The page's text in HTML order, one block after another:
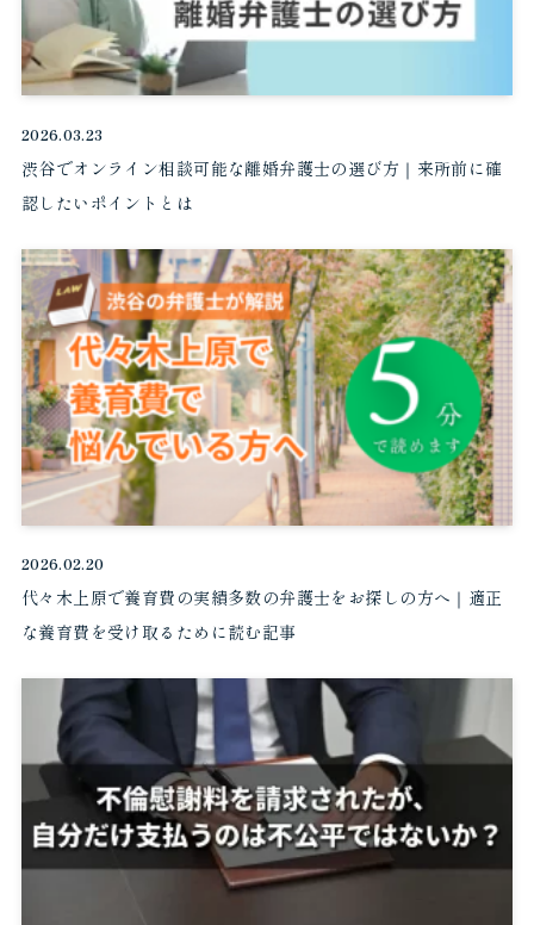
渋谷でオンライン相談可能な離婚弁護士の選び方｜来所前に確
認したいポイントとは
2026.03.23
代々木上原で養育費の実績多数の弁護士をお探しの方へ｜適正
な養育費を受け取るために読む記事
2026.02.20